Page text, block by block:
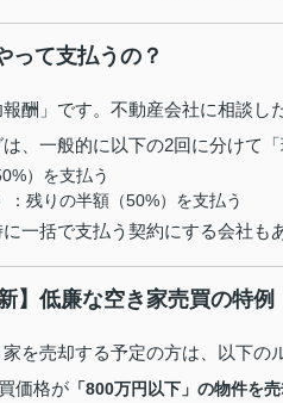
って支払うの？
酬」です。不動産会社に相談し
、一般的に以下の2回に分けて
）を支払う
：残りの半額（50%）を支払う
一括で支払う契約にする会社も
】低廉な空き家売買の特例
を売却する予定の方は、以下の
価格が 「800万円以下」の物件を